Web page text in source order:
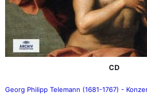
CD
Georg Philipp Telemann (1681-1767) -